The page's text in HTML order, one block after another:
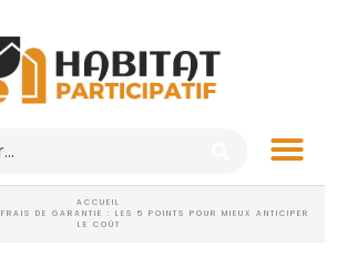
ACCUEIL
DE GARANTIE : LES 5 POINTS POUR MIEUX ANTICIPER
LE COÛT